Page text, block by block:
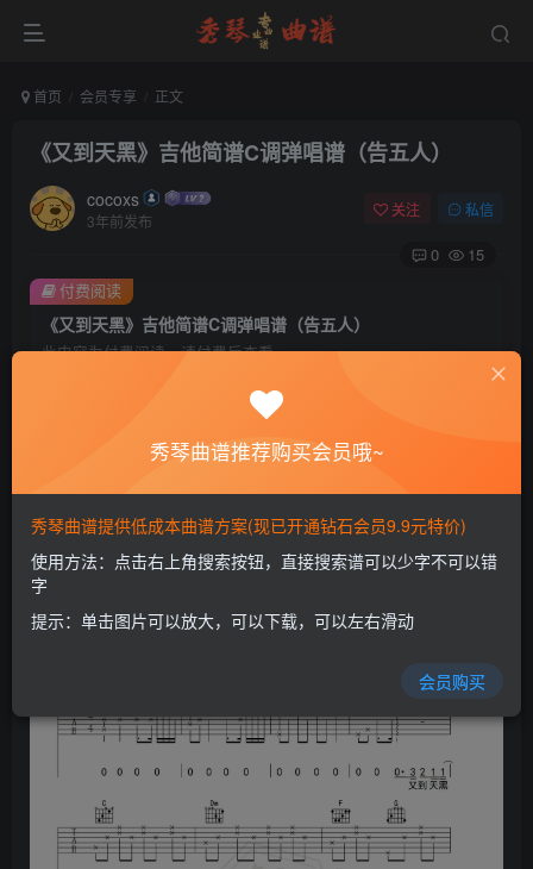
首页 会员专享 正文
《又到天黑》吉他简谱C调弹唱谱（告五人）
cocoxs
3年前发布
关注 私信
0 15
《又到天黑》吉他简谱C调弹唱谱（告五人）
此内容为付费阅读，请付费后查看
会员专属资源
黄金会员免费 钻石会员
开通会员
付费阅读
秀琴曲谱推荐购买会员哦~
秀琴曲谱提供低成本曲谱方案(现已开通钻石会员9.9元特价)
使用方法：点击右上角搜索按钮，直接搜索谱可以少字不可以错
字
提示：单击图片可以放大，可以下载，可以左右滑动
会员购买